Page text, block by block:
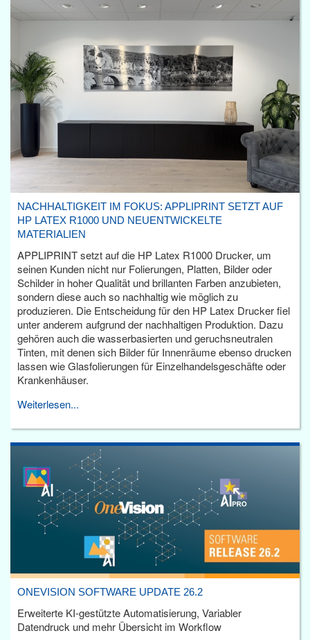
NACHHALTIGKEIT IM FOKUS: APPLIPRINT SETZT AUF
HP LATEX R1000 UND NEUENTWICKELTE
MATERIALIEN
APPLIPRINT setzt auf die HP Latex R1000 Drucker, um
seinen Kunden nicht nur Folierungen, Platten, Bilder oder
Schilder in hoher Qualität und brillanten Farben anzubieten,
sondern diese auch so nachhaltig wie möglich zu
produzieren. Die Entscheidung für den HP Latex Drucker fiel
unter anderem aufgrund der nachhaltigen Produktion. Dazu
gehören auch die wasserbasierten und geruchsneutralen
Tinten, mit denen sich Bilder für Innenräume ebenso drucken
lassen wie Glasfolierungen für Einzelhandelsgeschäfte oder
Krankenhäuser.
Weiterlesen...
ONEVISION SOFTWARE UPDATE 26.2
Erweiterte KI-gestützte Automatisierung, Variabler
Datendruck und mehr Übersicht im Workflow